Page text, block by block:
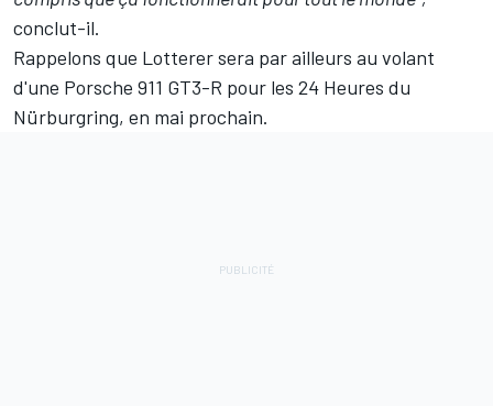
conclut-il.
Rappelons que Lotterer sera par ailleurs au volant
d'une Porsche 911 GT3-R pour les 24 Heures du
Nürburgring, en mai prochain.